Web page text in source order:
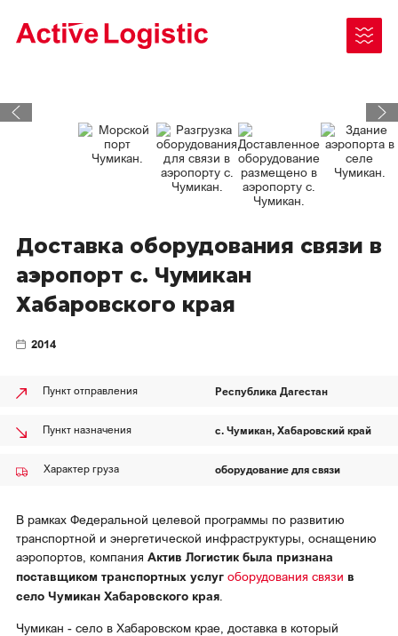
Камчатский край
Магаданская область
Красноярский край
Ямало-Ненецкий АО
Как отправить груз
Документы для отправки/получения
Законодательные акты
О нас
Вакансии
Доставка оборудования связи в
аэропорт с. Чумикан
Хабаровского края
2014
Пункт отправления Республика Дагестан
Пункт назначения с. Чумикан, Хабаровский край
Характер груза оборудование для связи
В рамках Федеральной целевой программы по развитию
транспортной и энергетической инфраструктуры, оснащению
аэропортов, компания Актив Логистик была признана
поставщиком транспортных услуг оборудования связи в
село Чумикан Хабаровского края
Чумикан - село в Хабаровском крае, доставка в который